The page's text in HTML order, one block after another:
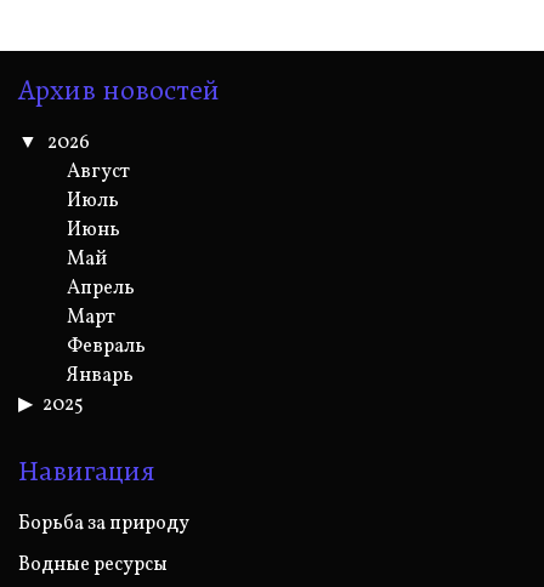
Архив новостей
2026
Август
Июль
Июнь
Май
Апрель
Март
Февраль
Январь
2025
Навигация
Борьба за природу
Водные ресурсы